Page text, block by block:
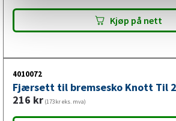
Kjøp på nett
4010072
Fjærsett til bremsesko Knott Til
216 kr (173kr eks. mva)